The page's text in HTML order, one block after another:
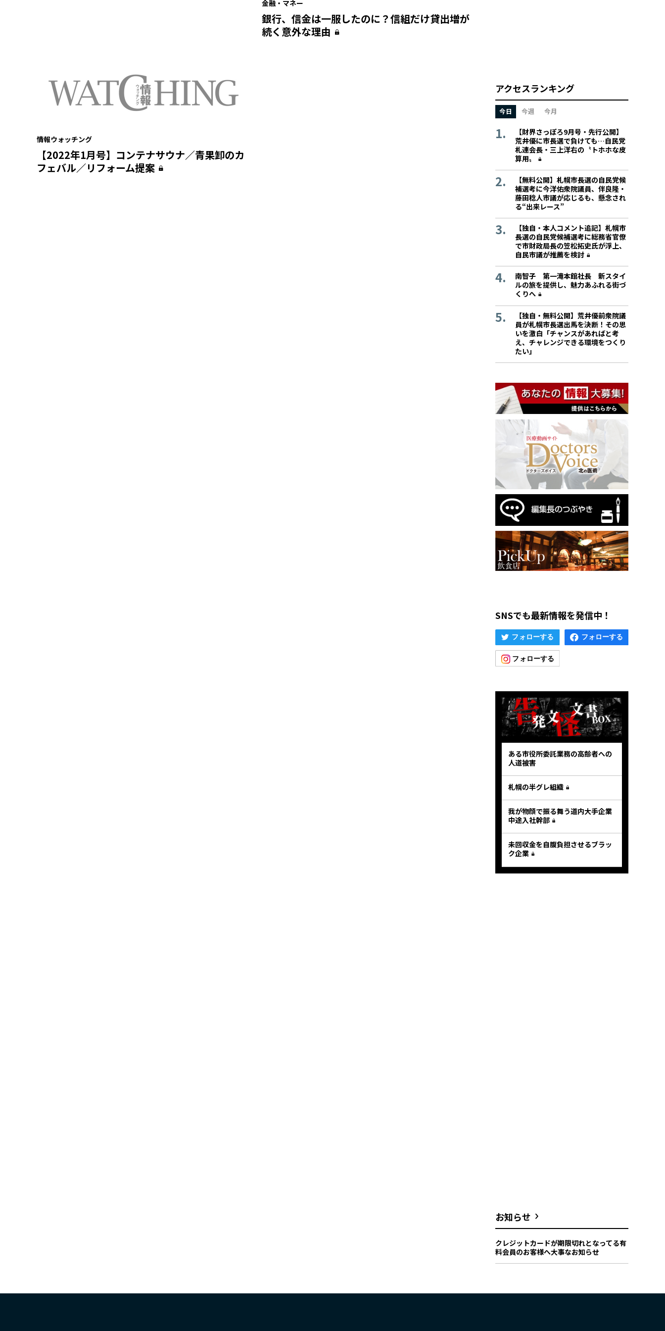
金融・マネー
銀行、信金は一服したのに？信組だけ貸出増が
続く意外な理由
情報ウォッチング
【2022年1月号】コンテナサウナ／青果卸のカ
フェバル／リフォーム提案
アクセスランキング
今日 今週 今月
【財界さっぽろ9月号・先行公開】
荒井優に市長選で負けても…自民党
札連会長・三上洋右の〝トホホな皮
算用〟
【無料公開】札幌市長選の自民党候
補選考に今洋佑衆院議員、伴良隆・
藤田稔人市議が応じるも、懸念され
る“出来レース”
【独自・本人コメント追記】札幌市
長選の自民党候補選考に総務省官僚
で市財政局長の笠松拓史氏が浮上、
自民市議が推薦を検討
南智子 第一滝本館社長 新スタイ
ルの旅を提供し、魅力あふれる街づ
くりへ
【独自・無料公開】荒井優前衆院議
員が札幌市長選出馬を決断！その思
いを激白「チャンスがあればと考
え、チャレンジできる環境をつくり
たい」
SNSでも最新情報を発信中！
ある市役所委託業務の高齢者への
人道被害
札幌の半グレ組織
我が物顔で振る舞う道内大手企業
中途入社幹部
未回収金を自腹負担させるブラッ
ク企業
お知らせ
クレジットカードが期限切れとなってる有
料会員のお客様へ大事なお知らせ